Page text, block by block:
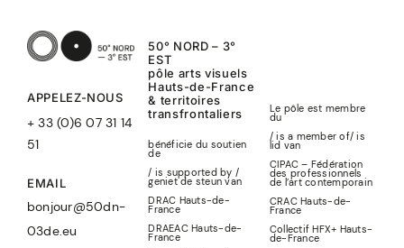
APPELEZ-NOUS
+ 33 (0)6 07 31 14
51
EMAIL
bonjour@50dn-
03de.eu
50° NORD – 3°
EST
pôle arts visuels
Hauts-de-France
& territoires
transfrontaliers
bénéficie du soutien
de
/ is supported by /
geniet de steun van
DRAC Hauts-de-
France
DRAEAC Hauts-de-
France
Le pôle est membre
du
/ is a member of/is
lid van
CIPAC – Fédération
des professionnels
de l’art contemporain
CRAC Hauts-de-
France
Collectif HFX+ Hauts-
de-France